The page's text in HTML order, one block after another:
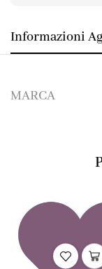
Informazioni
MARCA